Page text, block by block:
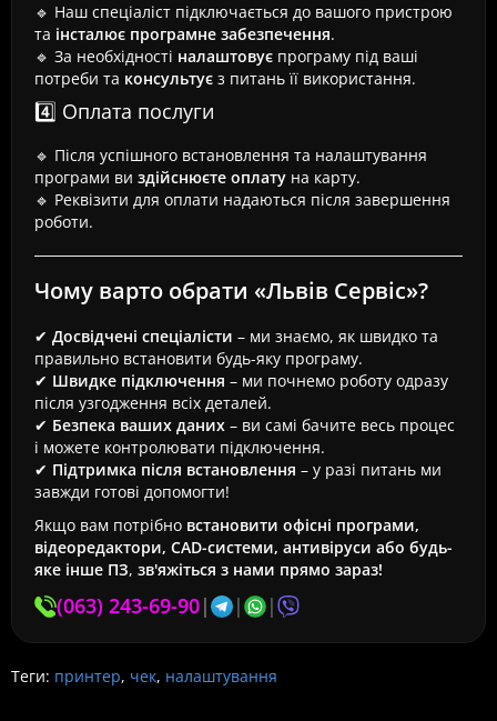
🔹 Наш спеціаліст підключається до вашого пристрою
та інсталює програмне забезпечення.
🔹 За необхідності налаштовує програму під ваші
потреби та консультує з питань її використання.
4️⃣ Оплата послуги
🔹 Після успішного встановлення та налаштування
програми ви здійснюєте оплату на карту.
🔹 Реквізити для оплати надаються після завершення
роботи.
Чому варто обрати «Львів Сервіс»?
✔ Досвідчені спеціалісти – ми знаємо, як швидко та
правильно встановити будь-яку програму.
✔ Швидке підключення – ми почнемо роботу одразу
після узгодження всіх деталей.
✔ Безпека ваших даних – ви самі бачите весь процес
і можете контролювати підключення.
✔ Підтримка після встановлення – у разі питань ми
завжди готові допомогти!
Якщо вам потрібно встановити офісні програми,
відеоредактори, CAD-системи, антивіруси або будь-
яке інше ПЗ, зв'яжіться з нами прямо зараз!
(063) 243-69-90| | |
Теги: принтер, чек, налаштування